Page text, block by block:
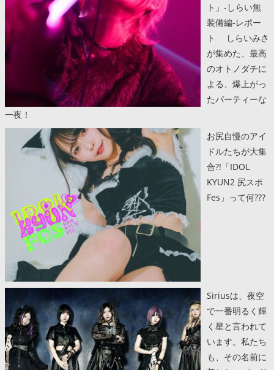
ト」-しらい無
装備編-レポー
ト しらいみさ
が集めた、最高
のオトノダチに
よる、爆上がっ
たパーティーな
一夜！
お尻自慢のアイ
ドルたちが大集
合?!「IDOL
KYUN2 尻スポ
Fes」って何???
Siriusは、夜空
で一番明るく輝
く星と言われて
います。私たち
も、その名前に